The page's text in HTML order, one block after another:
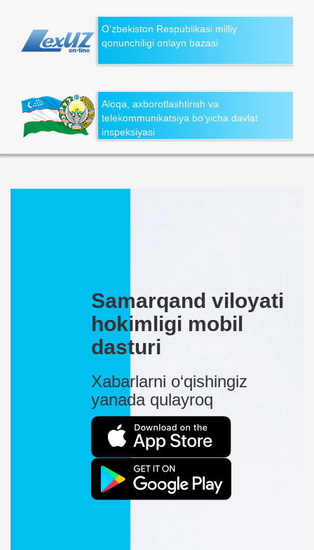
O‘zbekiston Respublikasi milliy
qonunchiligi onlayn bazasi
Aloqa, axborotlashtirish va
telekommunikatsiya bo‘yicha davlat
inspeksiyasi
Samarqand viloyati
hokimligi mobil
dasturi
Xabarlarni o‘qishingiz
yanada qulayroq